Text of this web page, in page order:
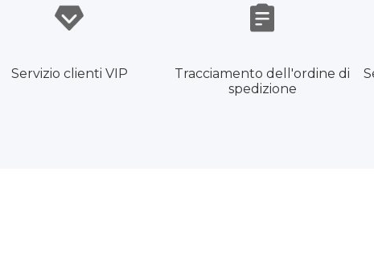
Servizio clienti VIP
Tracciamento dell'ordine di
spedizione